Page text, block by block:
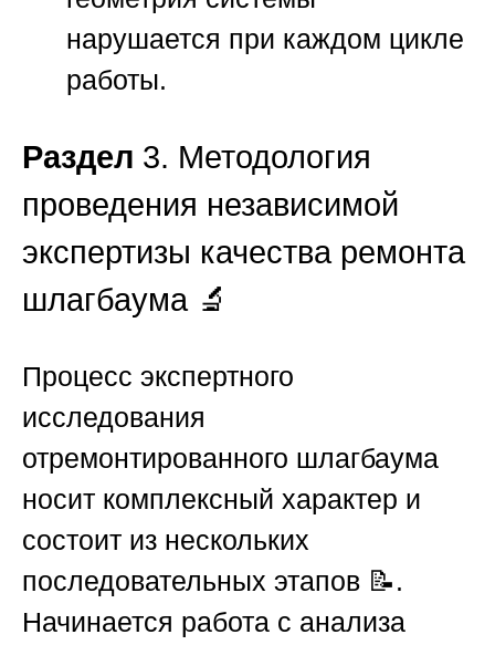
нарушается при каждом цикле
работы.
Раздел 3. Методология
проведения независимой
экспертизы качества ремонта
шлагбаума 🔬
Процесс экспертного
исследования
отремонтированного шлагбаума
носит комплексный характер и
состоит из нескольких
последовательных этапов 📝.
Начинается работа с анализа